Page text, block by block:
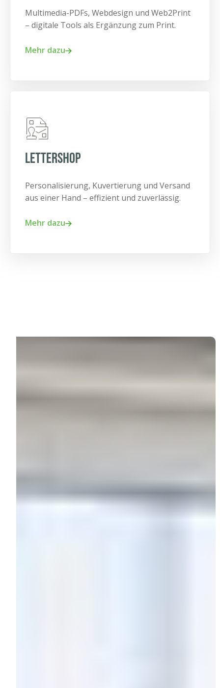
Multimedia-PDFs, Webdesign und Web2Print
– digitale Tools als Ergänzung zum Print.
Mehr dazu
Lettershop
Personalisierung, Kuvertierung und Versand
aus einer Hand – effizient und zuverlässig.
Mehr dazu